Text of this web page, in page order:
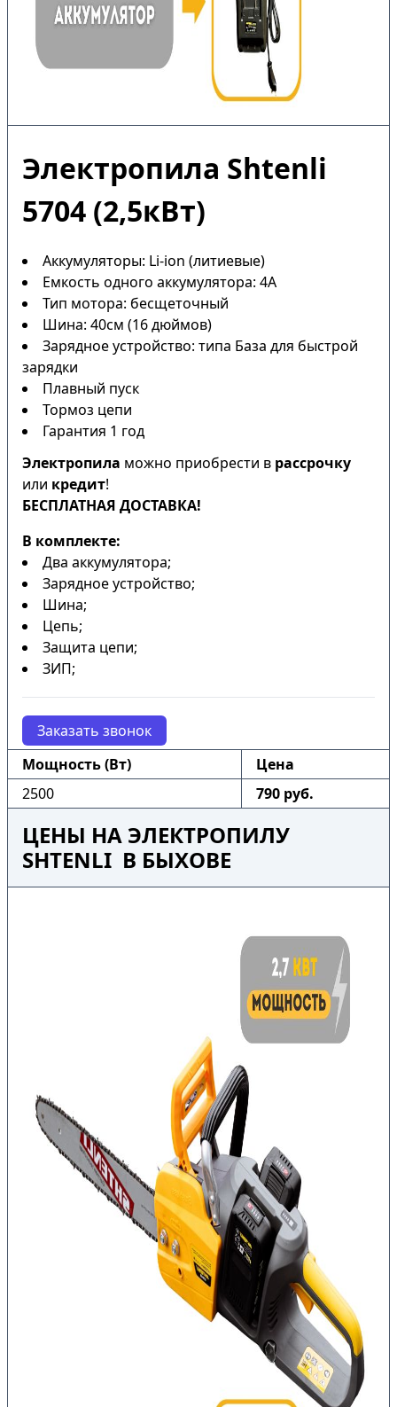
Электропила Shtenli
5704 (2,5кВт)
Аккумуляторы: Li-ion (литиевые)
Емкость одного аккумулятора: 4А
Тип мотора: бесщеточный
Шина: 40см (16 дюймов)
Зарядное устройство: типа База для быстрой
зарядки
Плавный пуск
Тормоз цепи
Гарантия 1 год
Электропила можно приобрести в рассрочку
или кредит!
БЕСПЛАТНАЯ ДОСТАВКА!
В комплекте:
Два аккумулятора;
Зарядное устройство;
Шина;
Цепь;
Защита цепи;
ЗИП;
Заказать звонок
Мощность (Вт)
Цена
2500
790 руб.
ЦЕНЫ НА ЭЛЕКТРОПИЛУ
SHTENLI В БЫХОВЕ